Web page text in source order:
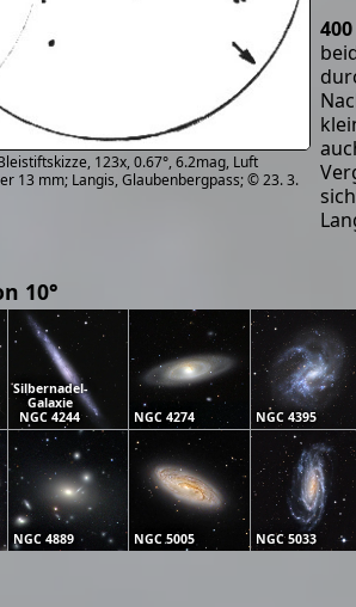
123x, 0.67°, 6.2mag, Luft
13 mm; Langis, Glaubenbergpass; © 23. 3.
10°
Silbernadel-
Galaxie
NGC 4244
NGC 4274 NGC 4395
NGC 4889 NGC 5005 NGC 5033